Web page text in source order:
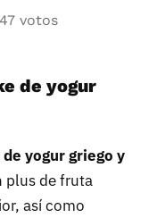
47 votos
de yogur
yogur griego y
plus de fruta
así como